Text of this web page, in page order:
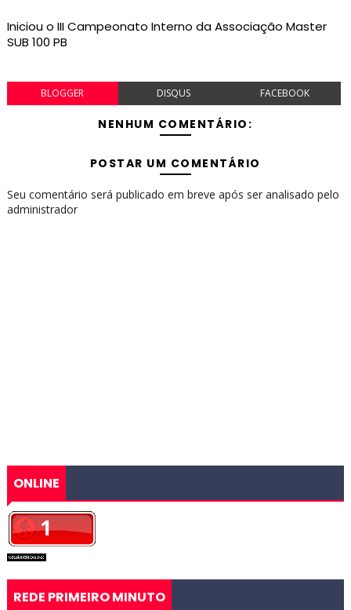
Iniciou o III Campeonato Interno da Associação Master
SUB 100 PB
BLOGGER DISQUS FACEBOOK
NENHUM COMENTÁRIO:
POSTAR UM COMENTÁRIO
Seu comentário será publicado em breve após ser analisado pelo
administrador
ONLINE
REDE PRIMEIRO MINUTO